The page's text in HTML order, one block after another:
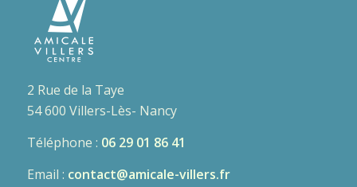
2 Rue de la Taye
54 600 Villers-Lès- Nancy
Téléphone : 06 29 01 86 41
Email : contact@amicale-villers.fr